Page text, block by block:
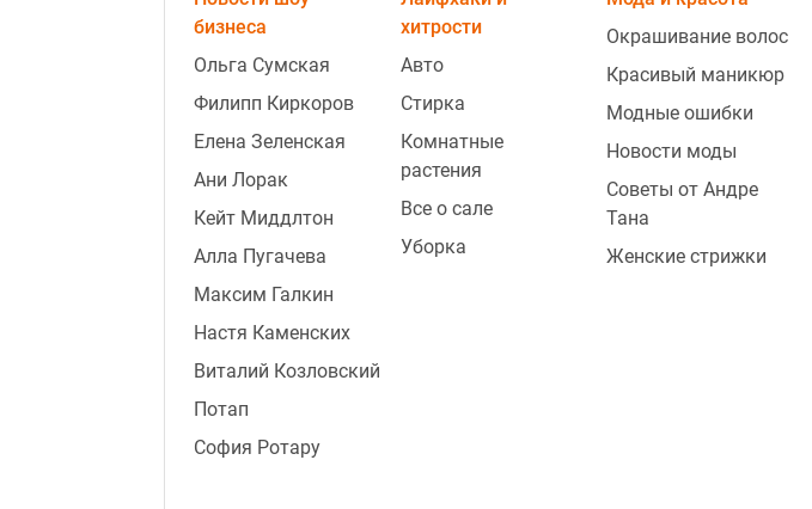
бизнеса
Ольга Сумская
Филипп Киркоров
Елена Зеленская
Ани Лорак
Кейт Миддлтон
Алла Пугачева
Максим Галкин
Настя Каменских
Виталий Козловский
Потап
София Ротару
хитрости
Авто
Стирка
Комнатные
растения
Все о сале
Уборка
Окрашивание волос
Красивый маникюр
Модные ошибки
Новости моды
Советы от Андре
Тана
Женские стрижки